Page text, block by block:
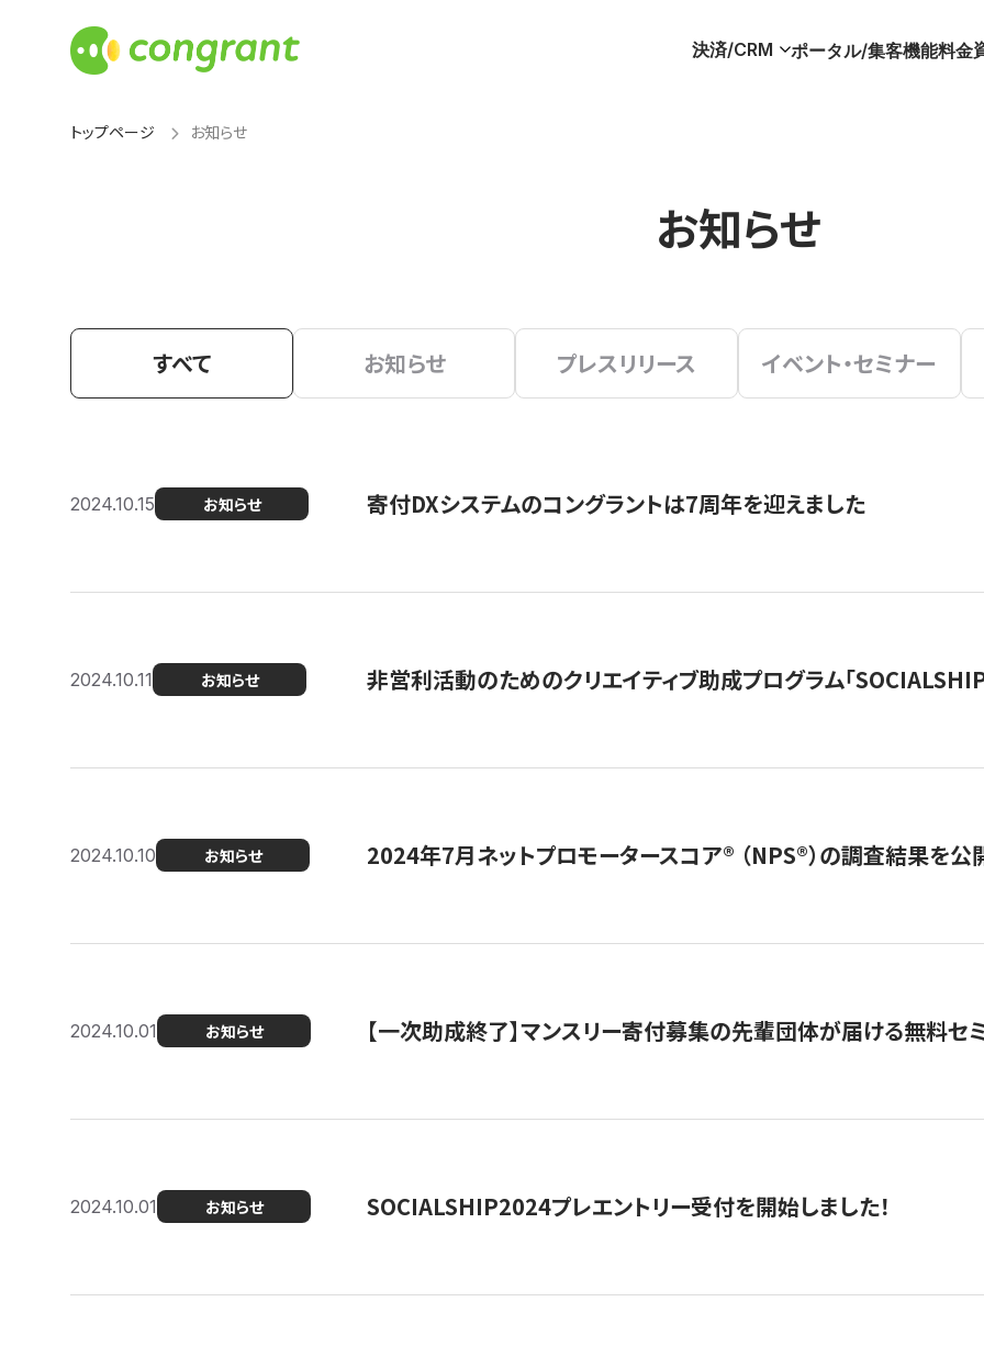
決済/CRM ポータル/集客機能料金
トップページ お知らせ
お知らせ
すべて お知らせ プレスリリース イベント・セミナー
2024.10.15 お知らせ 寄付DXシステムのコングラントは7周年を迎えました
2024.10.11 お知らせ 非営利活動のためのクリエイティブ助成プログラム「
2024.10.10 お知らせ 2024年7月ネットプロモータースコア®︎ （NPS®︎）の調査結果を公
2024.10.01 お知らせ 【一次助成終了】マンスリー寄付募集の先輩団体が届ける無料セ
2024.10.01 お知らせ SOCIALSHIP2024プレエントリー受付を開始しました！